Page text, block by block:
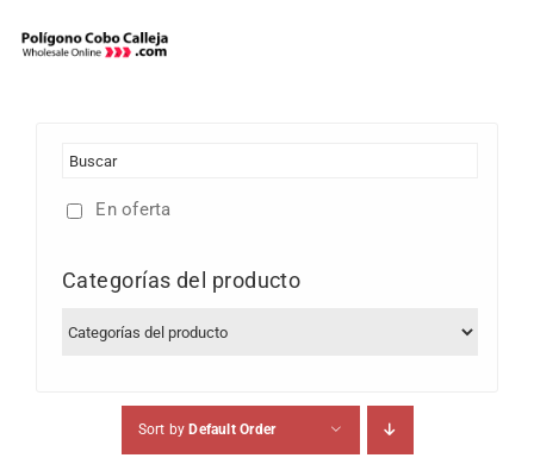
En oferta
Categorías del producto
Sort by Default Order